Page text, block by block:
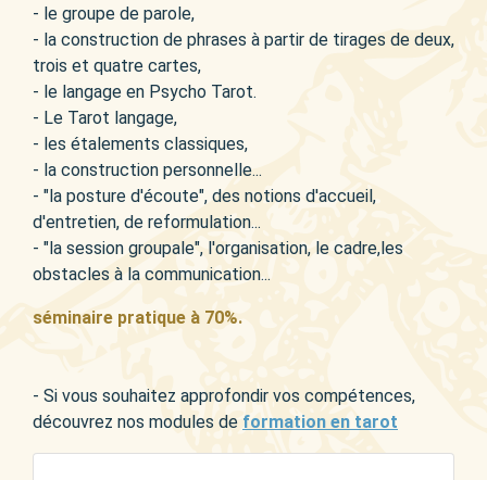
- le groupe de parole,
- la construction de phrases à partir de tirages de deux,
trois et quatre cartes,
- le langage en Psycho Tarot.
- Le Tarot langage,
- les étalements classiques,
- la construction personnelle...
- "la posture d'écoute", des notions d'accueil,
d'entretien, de reformulation...
- "la session groupale", l'organisation, le cadre,les
obstacles à la communication...
séminaire pratique à 70%.
- Si vous souhaitez approfondir vos compétences,
découvrez nos modules de formation en tarot